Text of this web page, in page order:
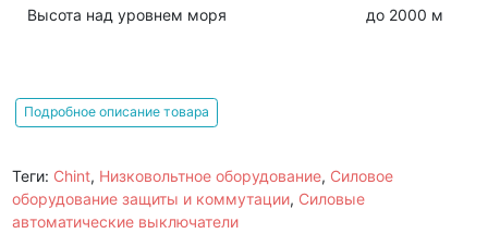
Высота над уровнем моря до 2000 м
Подробное описание товара
Теги: Chint, Низковольтное оборудование, Силовое
оборудование защиты и коммутации, Силовые
автоматические выключатели